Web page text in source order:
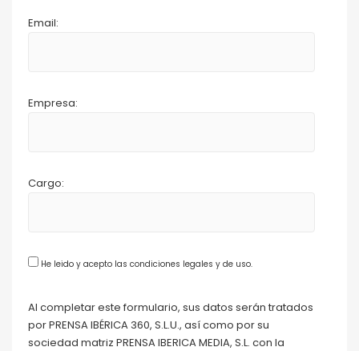
Email:
Empresa:
Cargo:
He leido y acepto las condiciones legales y de uso.
Al completar este formulario, sus datos serán tratados
por PRENSA IBÉRICA 360, S.L.U., así como por su
sociedad matriz PRENSA IBERICA MEDIA, S.L. con la